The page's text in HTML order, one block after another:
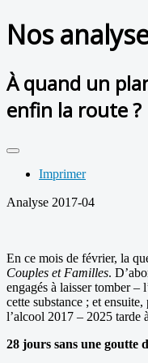
Nos
À quand un
enfin la route ?
Imprimer
Analyse 2017-04
En ce mois de février, la
Couples et Familles.
engagés à laisser tomber –
cette substance ; et
l’alcool 2017 – 2025 tarde
28 jours sans une goutte